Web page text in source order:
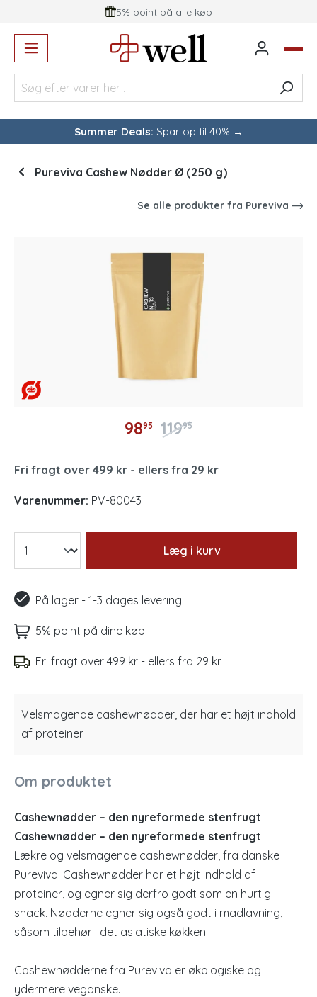
5% point på alle køb
Summer Deals: Spar op til 40% →
Pureviva Cashew Nødder Ø (250 g)
Se alle produkter fra Pureviva
9895 11995
Fri fragt over 499 kr - ellers fra 29 kr
Varenummer: PV-80043
Læg i kurv
På lager - 1-3 dages levering
5% point på dine køb
Fri fragt over 499 kr - ellers fra 29 kr
Velsmagende cashewnødder, der har et højt indhold
af proteiner.
Om produktet
Cashewnødder – den nyreformede stenfrugt
Cashewnødder – den nyreformede stenfrugt
Lækre og velsmagende cashewnødder, fra danske
Pureviva. Cashewnødder har et højt indhold af
proteiner, og egner sig derfro godt som en hurtig
snack. Nødderne egner sig også godt i madlavning,
såsom tilbehør i det asiatiske køkken.
Cashewnødderne fra Pureviva er økologiske og
ydermere veganske.